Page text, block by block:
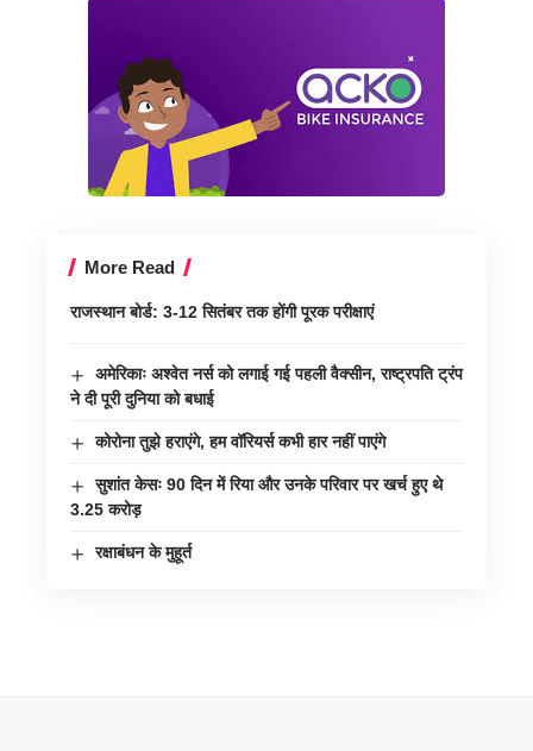
More Read
राजस्थान बोर्ड: 3-12 सितंबर तक होंगी पूरक परीक्षाएं
अमेरिकाः अश्वेत नर्स को लगाई गई पहली वैक्सीन, राष्ट्रपति ट्रंप
ने दी पूरी दुनिया को बधाई
कोरोना तुझे हराएंगे, हम वॉरियर्स कभी हार नहीं पाएंगे
सुशांत केसः 90 दिन में रिया और उनके परिवार पर खर्च हुए थे
3.25 करोड़
रक्षाबंधन के मुहूर्त